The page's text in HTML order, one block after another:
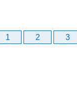
1 2 3